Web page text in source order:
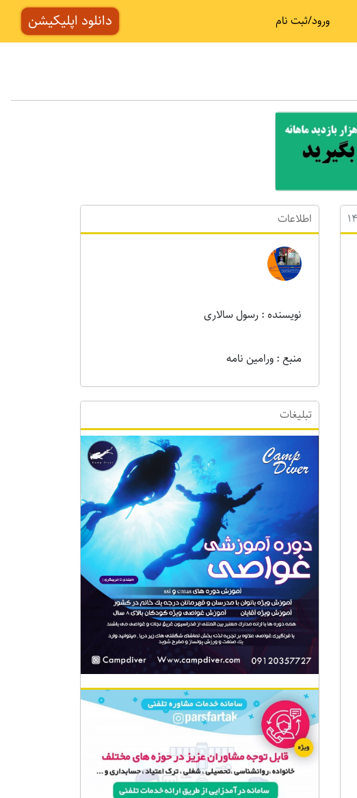
ورود/ثبت نام دانلود اپلیکیشن
اطلاعات
نویسنده : رسول سالاری
منبع : ورامین نامه
تبلیغات